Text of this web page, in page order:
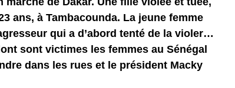
ans, à Tambacounda. La jeune femme
qui a d’abord tenté de la violer…
sont victimes les femmes au Sénégal
dans les rues et le président Macky